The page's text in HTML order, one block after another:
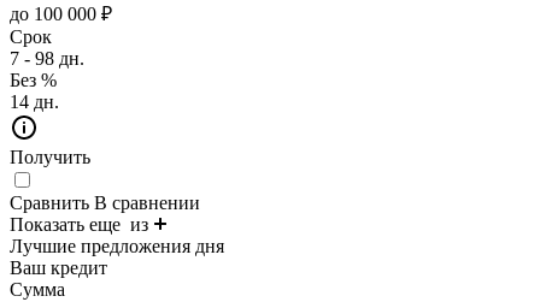
до 100 000 ₽
Срок
7 - 98 дн.
Без %
14 дн.
Получить
Сравнить В сравнении
Показать еще из
Лучшие предложения дня
Ваш кредит
Сумма